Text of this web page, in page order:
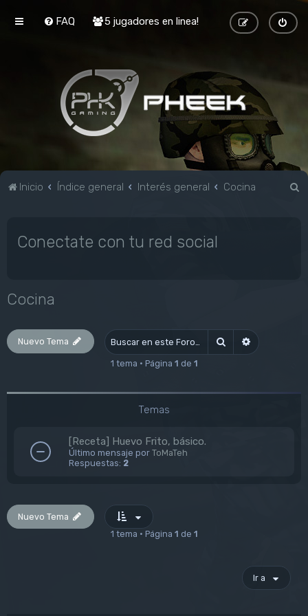
FAQ 5 jugadores en linea!
Inicio Índice general Interés general Cocina
Conectate con tu red social
Cocina
Nuevo Tema Buscar Búsqueda
1 tema • Página 1 de 1
Temas
[Receta] Huevo Frito, básico.
Último mensaje por ToMaTeh
Respuestas: 2
Nuevo Tema
1 tema • Página 1 de 1
Ir a